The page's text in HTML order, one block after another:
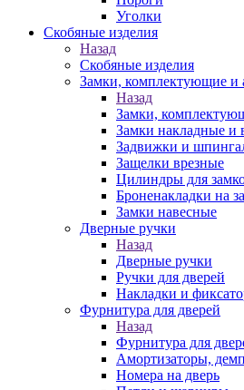
Уголки
Скобяные изделия
Назад
Скобяные изделия
Замки, комплектующие и
Назад
Замки,
Замки накладные и
Задвижки и
Защелки врезные
Цилиндры для
Броненакладки на
Замки навесные
Дверные ручки
Назад
Дверные ручки
Ручки для дверей
Накладки и
Фурнитура для дверей
Назад
Фурнитура для
Амортизаторы,
Номера на дверь